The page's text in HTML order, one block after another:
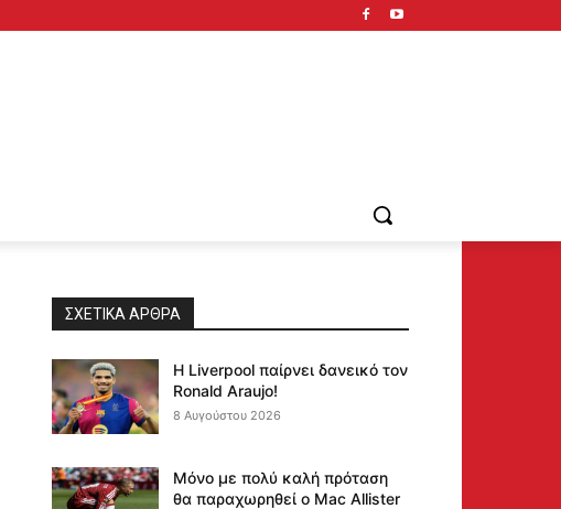
ΣΧΕΤΙΚΆ ΆΡΘΡΑ
Η Liverpool παίρνει δανεικό τον
Ronald Araujo!
8 Αυγούστου 2026
Μόνο με πολύ καλή πρόταση
θα παραχωρηθεί ο Mac Allister